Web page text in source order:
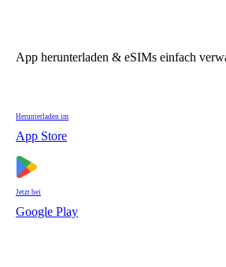
App herunterladen & eSIMs einfach
Herunterladen im
App Store
Jetzt bei
Google Play